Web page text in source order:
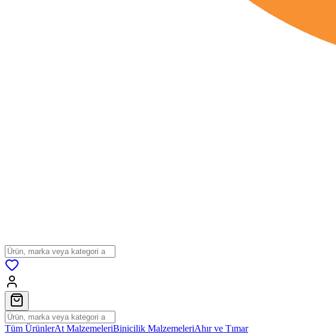
Tüm ÜrünlerAt MalzemeleriBinicilik MalzemeleriAhır ve Tımar